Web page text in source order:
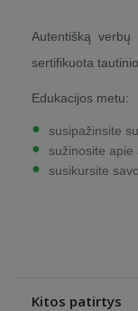
Autentišką
sertifikuota
Edukacijos metu:
susipažinsite
sužinosite apie
susikursite
Kitos patirtys